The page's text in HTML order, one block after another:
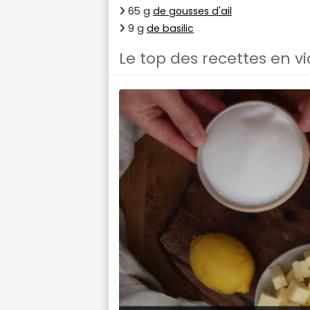
65 g de gousses d'ail
9 g de basilic
Le top des recettes en